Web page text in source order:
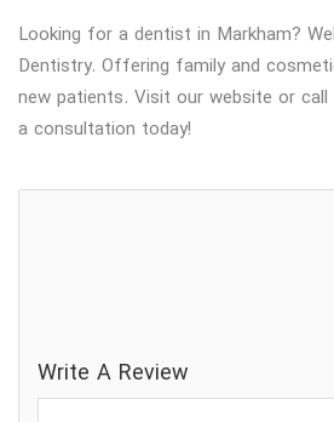
Looking for a dentist in Markham?
Dentistry. Offering family and
new patients. Visit our website or
a consultation today!
Write A Review